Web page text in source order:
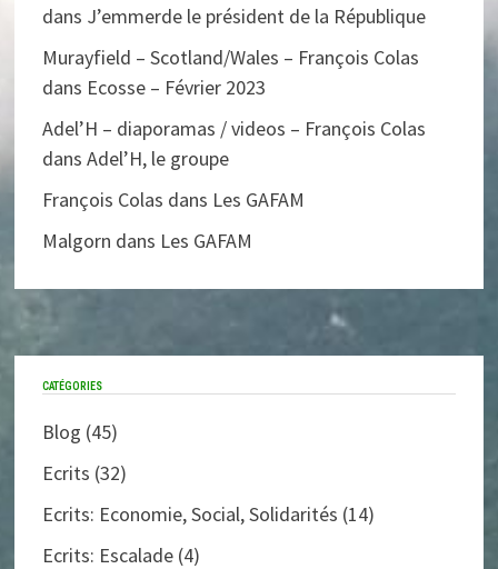
dans J’emmerde le président de la République
Murayfield – Scotland/Wales – François Colas
dans Ecosse – Février 2023
Adel’H – diaporamas / videos – François Colas
dansAdel’H, le groupe
François Colas dans Les GAFAM
Malgorn dans Les GAFAM
CATÉGORIES
Blog (45)
Ecrits (32)
Ecrits: Economie, Social, Solidarités (14)
Ecrits: Escalade (4)